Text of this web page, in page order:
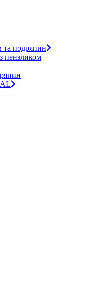
та подряпин
пензликом